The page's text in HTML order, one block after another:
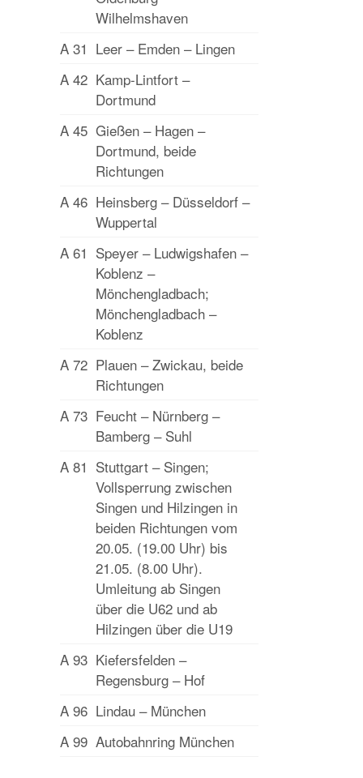
Wilhelmshaven
A 31 Leer – Emden – Lingen
A 42 Kamp-Lintfort –
Dortmund
A 45 Gießen – Hagen –
Dortmund, beide
Richtungen
A 46 Heinsberg – Düsseldorf –
Wuppertal
A 61 Speyer – Ludwigshafen –
Koblenz –
Mönchengladbach;
Mönchengladbach –
Koblenz
A 72 Plauen – Zwickau, beide
Richtungen
A 73 Feucht – Nürnberg –
Bamberg – Suhl
A 81 Stuttgart – Singen;
Vollsperrung zwischen
Singen und Hilzingen in
beiden Richtungen vom
20.05. (19.00 Uhr) bis
21.05. (8.00 Uhr).
Umleitung ab Singen
über die U62 und ab
Hilzingen über die U19
A 93 Kiefersfelden –
Regensburg – Hof
A 96 Lindau – München
A 99 Autobahnring München